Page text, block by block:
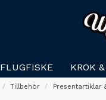
FLUGFISKE KROK
Tillbehör Presentartiklar